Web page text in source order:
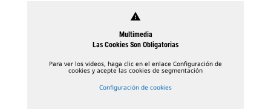
warning
Multimedia
Las Cookies Son Obligatorias
Para ver los videos, haga clic en el enlace Configuración de
cookies y acepte las cookies de segmentación
Configuración de cookies